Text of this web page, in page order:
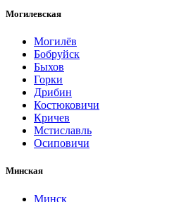
Могилевская
Могилёв
Бобруйск
Быхов
Горки
Дрибин
Костюковичи
Кричев
Мстиславль
Осиповичи
Минская
Минск